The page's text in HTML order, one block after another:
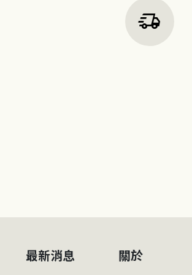
delivery_truck_speed
最新消息 關於